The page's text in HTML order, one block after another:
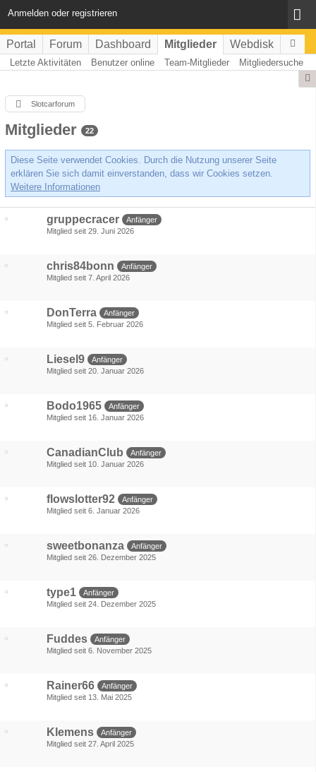
Anmelden oder registrieren
Portal Forum Dashboard Mitglieder Webdisk
Letzte Aktivitäten Benutzer online Team-Mitglieder Mitgliedersuche
Slotcarforum
Mitglieder 22
Diese Seite verwendet Cookies. Durch die Nutzung unserer Seite
erklären Sie sich damit einverstanden, dass wir Cookies setzen.
Weitere Informationen
gruppecracer
Anfänger
Mitglied seit 29. Juni 2026
chris84bonn
Anfänger
Mitglied seit 7. April 2026
DonTerra
Anfänger
Mitglied seit 5. Februar 2026
Liesel9
Anfänger
Mitglied seit 20. Januar 2026
Bodo1965
Anfänger
Mitglied seit 16. Januar 2026
CanadianClub
Anfänger
Mitglied seit 10. Januar 2026
flowslotter92
Anfänger
Mitglied seit 6. Januar 2026
sweetbonanza
Anfänger
Mitglied seit 26. Dezember 2025
type1
Anfänger
Mitglied seit 24. Dezember 2025
Fuddes
Anfänger
Mitglied seit 6. November 2025
Rainer66
Anfänger
Mitglied seit 13. Mai 2025
Klemens
Anfänger
Mitglied seit 27. April 2025